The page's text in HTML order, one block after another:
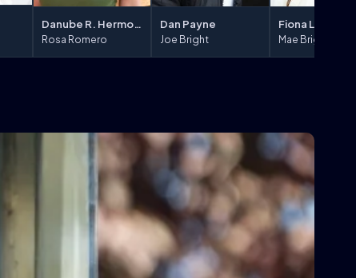
Danube R. Hermosillo
Rosa Romero
Dan Payne
Joe Bright
Fiona Loewi
Mae Bright